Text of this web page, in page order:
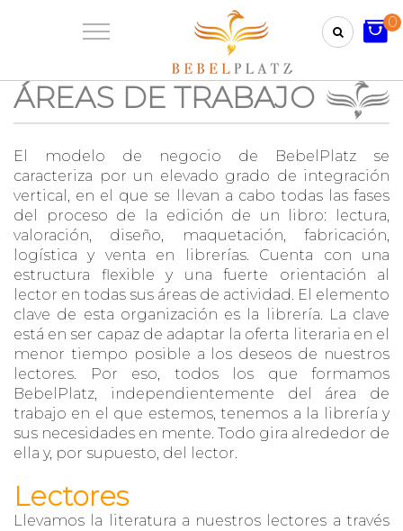
0
ÁREAS DE TRABAJO
El modelo de negocio de BebelPlatz se
caracteriza por un elevado grado de integración
vertical, en el que se llevan a cabo todas las fases
del proceso de la edición de un libro: lectura,
valoración, diseño, maquetación, fabricación,
logística y venta en librerías. Cuenta con una
estructura flexible y una fuerte orientación al
lector en todas sus áreas de actividad. El elemento
clave de esta organización es la librería. La clave
está en ser capaz de adaptar la oferta literaria en el
menor tiempo posible a los deseos de nuestros
lectores. Por eso, todos los que formamos
BebelPlatz, independientemente del área de
trabajo en el que estemos, tenemos a la librería y
sus necesidades en mente. Todo gira alrededor de
ella y, por supuesto, del lector.
Lectores
Llevamos la literatura a nuestros lectores a través